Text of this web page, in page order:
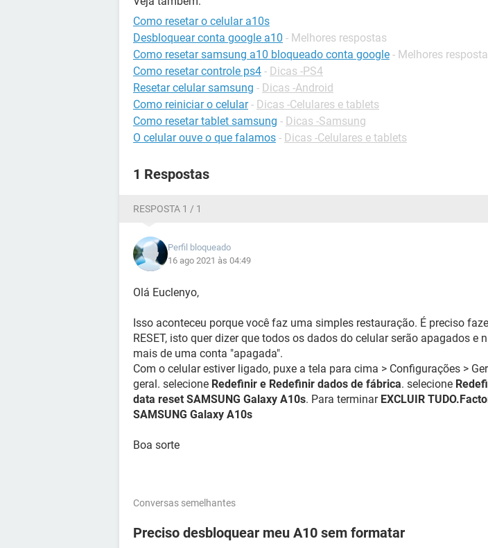
Como resetar o celular a10s
Desbloquear conta google a10 - Melhores respostas
Como resetar samsung a10 bloqueado conta google - Melhores
Como resetar controle ps4 - Dicas -PS4
Resetar celular samsung - Dicas -Android
Como reiniciar o celular - Dicas -Celulares e tablets
Como resetar tablet samsung - Dicas -Samsung
O celular ouve o que falamos - Dicas -Celulares e tablets
1 Respostas
RESPOSTA 1 / 1
Perfil bloqueado
16 ago 2021 às 04:49
Olá Euclenyo,
Isso aconteceu porque você faz uma simples restauração. É preciso
RESET, isto quer dizer que todos os dados do celular serão apagados e
mais de uma conta "apagada".
Com o celular estiver ligado, puxe a tela para cima > Configurações >
geral. selecione Redefinir e Redefinir dados de fábrica. selecione
data reset SAMSUNG Galaxy A10s. Para terminar EXCLUIR
SAMSUNG Galaxy A10s
Boa sorte
Conversas semelhantes
Preciso desbloquear meu A10 sem formatar